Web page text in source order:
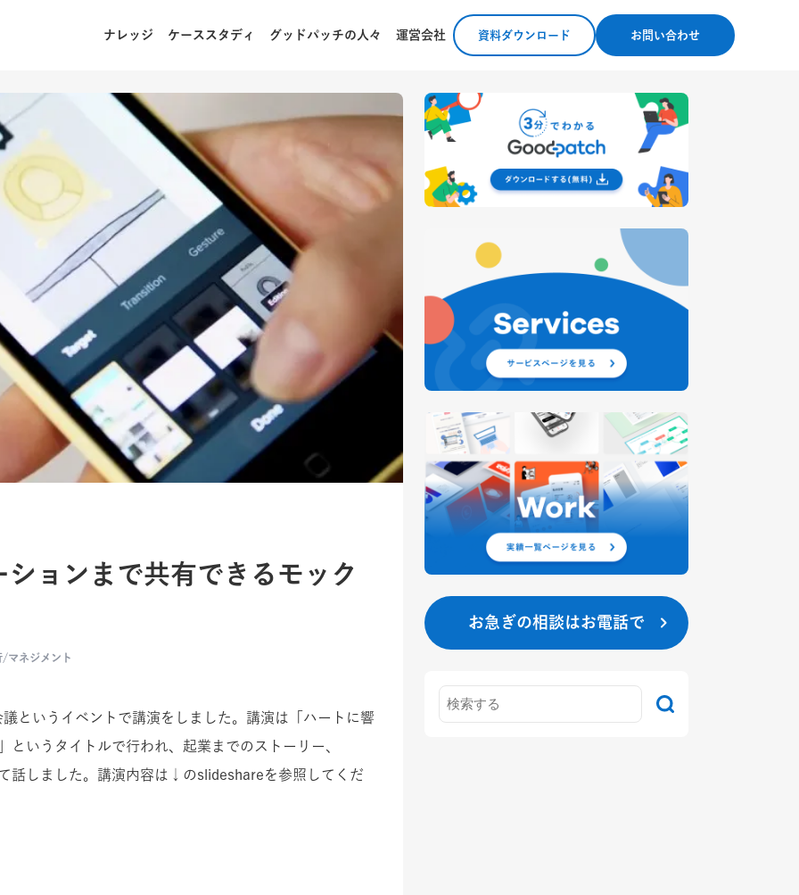
ナレッジ ケーススタディ グッドパッチの人々 運営会社 資料ダウンロード お問い合わせ
ョンまで共有できるモック
/マネジメント
というイベントで講演をしました。講演は「ハートに響
いうタイトルで行われ、起業までのストーリー、
話しました。講演内容は↓のslideshareを参照してくだ
お急ぎの相談はお電話で